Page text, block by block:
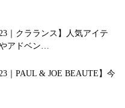
｜クラランス】人気アイテ
アドベン…
｜PAUL & JOE BEAUTE】今